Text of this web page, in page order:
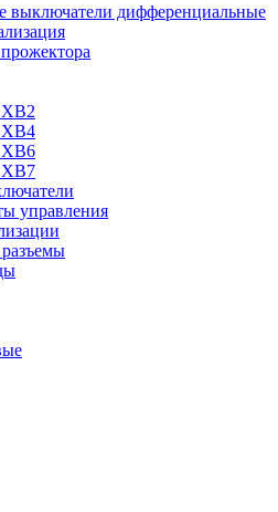
выключатели дифференциальные
XB2
XB4
XB6
XB7
управления